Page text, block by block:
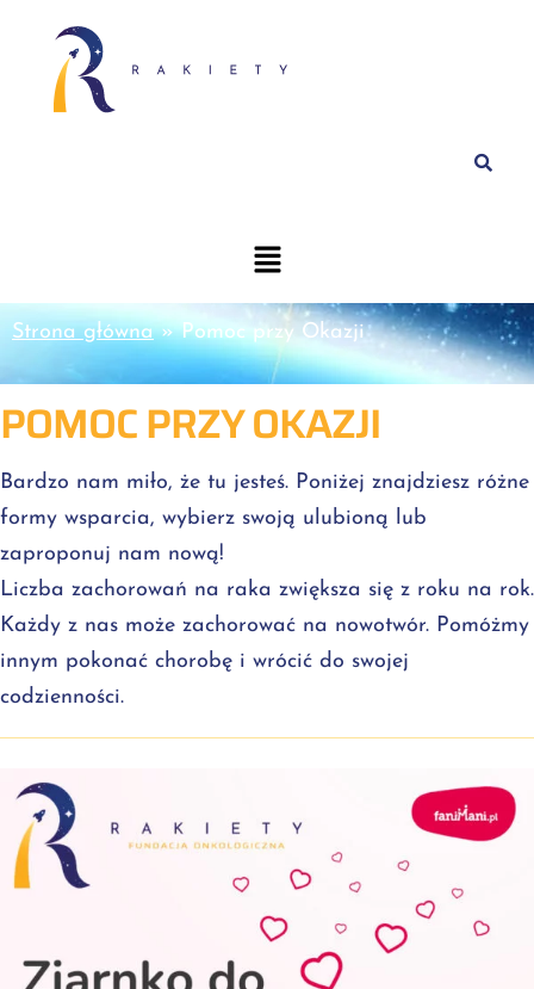
Strona główna»Pomoc przy Okazji
POMOC PRZY OKAZJI
Bardzo nam miło, że tu jesteś. Poniżej znajdziesz różne
formy wsparcia, wybierz swoją ulubioną lub
zaproponuj nam nową!
Liczba zachorowań na raka zwiększa się z roku na rok.
Każdy z nas może zachorować na nowotwór. Pomóżmy
innym pokonać chorobę i wrócić do swojej
codzienności.